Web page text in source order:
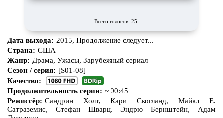
Всего голосов: 25
Дата выхода: 2015, Продолжение следует...
Страна: США
Жанр: Драма, Ужасы, Зарубежный сериал
Сезон / серия: [S01-08]
Качество:
Продолжительность серии: ~ 00:45
Режиссёр: Сандрин Холт, Кари Скогланд, Майкл Е.
Сатраземис, Стефан Шварц, Эндрю Бернштейн, Адам